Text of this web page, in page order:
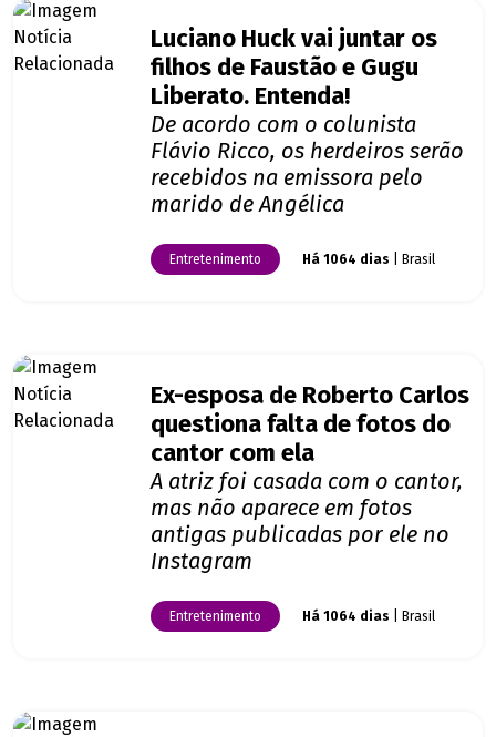
Luciano Huck vai juntar os
filhos de Faustão e Gugu
Liberato. Entenda!
De acordo com o colunista
Flávio Ricco, os herdeiros serão
recebidos na emissora pelo
marido de Angélica
Entretenimento Há 1064 dias | Brasil
Ex-esposa de Roberto Carlos
questiona falta de fotos do
cantor com ela
A atriz foi casada com o cantor,
mas não aparece em fotos
antigas publicadas por ele no
Instagram
Entretenimento Há 1064 dias | Brasil